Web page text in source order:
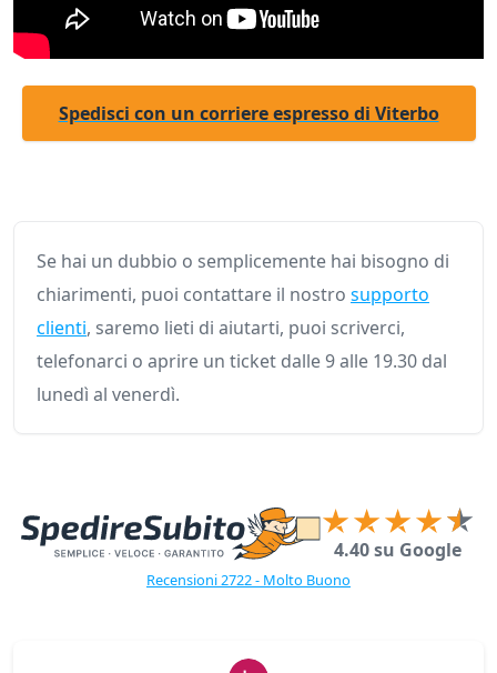
Spedisci con un corriere espresso di Viterbo
Se hai un dubbio o semplicemente hai bisogno di
chiarimenti, puoi contattare il nostro supporto
clienti, saremo lieti di aiutarti, puoi scriverci,
telefonarci o aprire un ticket dalle 9 alle 19.30 dal
lunedì al venerdì.
4.40 su Google
Recensioni 2722 - Molto Buono